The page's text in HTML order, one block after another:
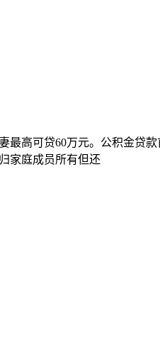
最高可贷60万元。公积金贷
家庭成员所有但还